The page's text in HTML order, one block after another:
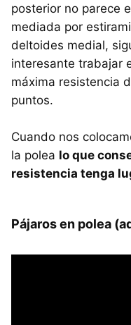
posterior no parece
mediada por
deltoides medial,
interesante trabajar
máxima resistencia
puntos.
Cuando nos
la polea lo que
resistencia tenga
Pájaros en polea